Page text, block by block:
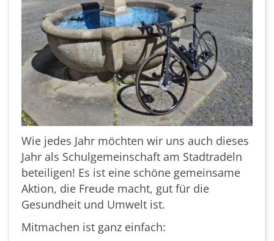
Wie jedes Jahr möchten wir uns auch dieses
Jahr als Schulgemeinschaft am Stadtradeln
beteiligen! Es ist eine schöne gemeinsame
Aktion, die Freude macht, gut für die
Gesundheit und Umwelt ist.
Mitmachen ist ganz einfach: